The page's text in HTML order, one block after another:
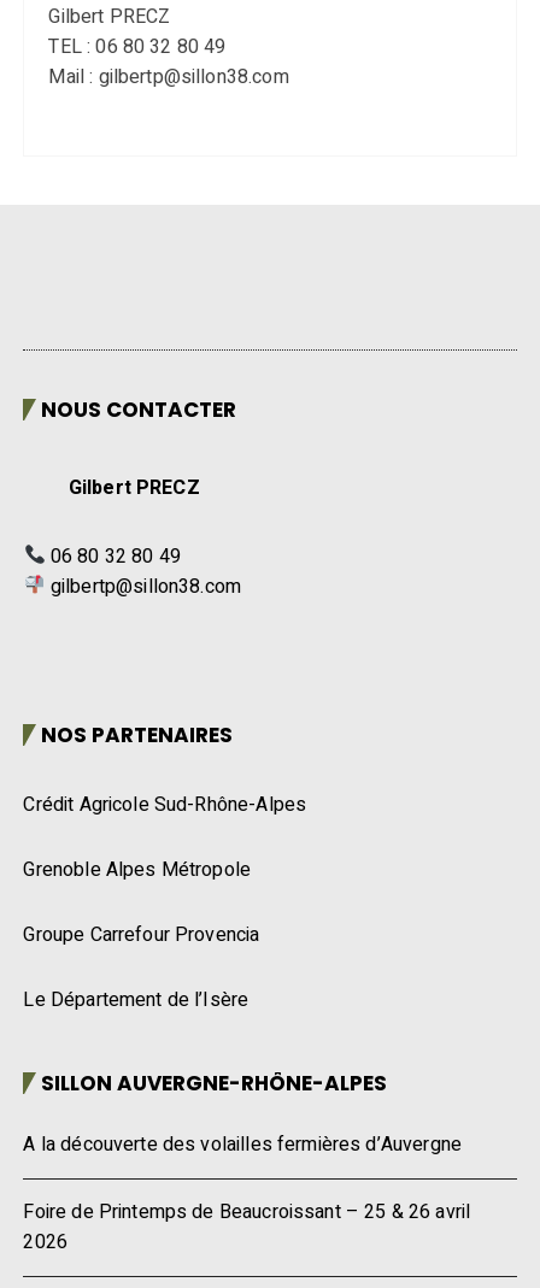
Gilbert PRECZ
TEL : 06 80 32 80 49
Mail : gilbertp@sillon38.com
NOUS CONTACTER
Gilbert PRECZ
06 80 32 80 49
gilbertp@sillon38.com
NOS PARTENAIRES
Crédit Agricole Sud-Rhône-Alpes
Grenoble Alpes Métropole
Groupe Carrefour Provencia
Le Département de l’Isère
SILLON AUVERGNE-RHÔNE-ALPES
A la découverte des volailles fermières d’Auvergne
Foire de Printemps de Beaucroissant – 25 & 26 avril
2026